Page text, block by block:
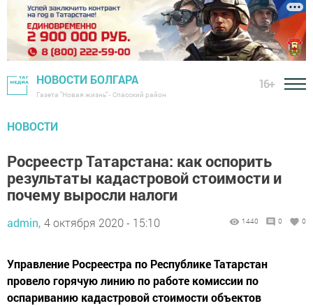
НОВОСТИ БОЛГАРА
Газета "Новая жизнь" - Спасский район
16+
НОВОСТИ
Росреестр Татарстана: как оспорить
результаты кадастровой стоимости и
почему выросли налоги
admin, 4 октября 2020 - 15:10 1440 0 0
Управление Росреестра по Республике Татарстан
провело горячую линию по работе комиссии по
оспариванию кадастровой стоимости объектов